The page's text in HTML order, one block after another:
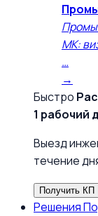
МК:
…
→
Быстро
1 рабочий
Выезд
течение
Получить КП
Решения